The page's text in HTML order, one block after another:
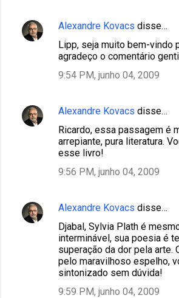
Alexandre Kovacs disse…
Lipp, seja muito bem-vindo
agradeço o comentário
9:54 PM, junho 04, 2009
Alexandre Kovacs disse…
Ricardo, essa passagem é
arrepiante, pura literatura.
esse livro!
9:56 PM, junho 04, 2009
Alexandre Kovacs disse…
Djabal, Sylvia Plath é
interminável, sua poesia é
superação da dor pela arte.
pelo maravilhoso espelho,
sintonizado sem dúvida!
9:59 PM, junho 04, 2009